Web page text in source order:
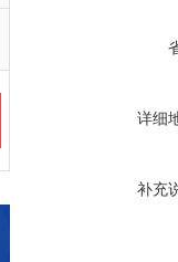
详细
补充